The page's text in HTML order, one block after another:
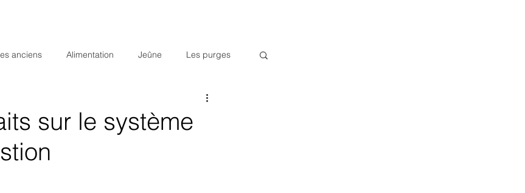
anciens Alimentation Jeûne Les purges
du monde
sur le système